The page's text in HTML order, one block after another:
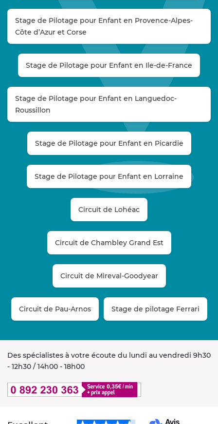
Stage de Pilotage pour Enfant en Provence-Alpes-
Côte d’Azur et Corse
Stage de Pilotage pour Enfant en Ile-de-France
Stage de Pilotage pour Enfant en Languedoc-
Roussillon
Stage de Pilotage pour Enfant en Picardie
Stage de Pilotage pour Enfant en Lorraine
Circuit de Lohéac
Circuit de Chambley Grand Est
Circuit de Mireval-Goodyear
Circuit de Pau-Arnos Stage de pilotage Ferrari
Des spécialistes à votre écoute du lundi au vendredi 9h30
- 12h30 / 14h00 - 18h00